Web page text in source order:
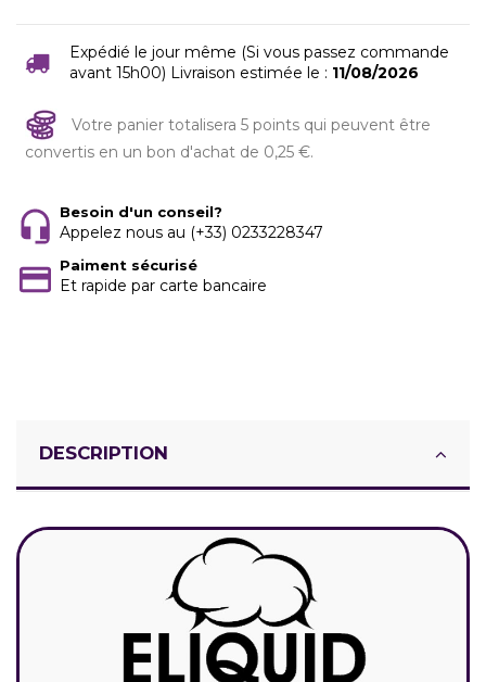
Expédié le jour même (Si vous passez commande
avant 15h00) Livraison estimée le : 11/08/2026
Votre panier totalisera 5 points qui peuvent être
convertis en un bon d'achat de 0,25 €.
Besoin d'un conseil?
Appelez nous au (+33) 0233228347
Paiment sécurisé
Et rapide par carte bancaire
DESCRIPTION